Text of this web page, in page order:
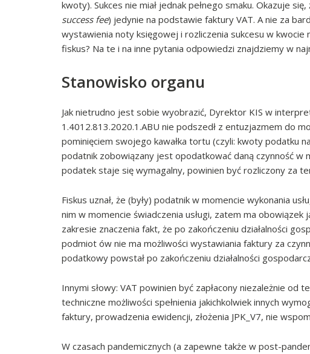
kwoty). Sukces nie miał jednak pełnego smaku. Okazuje
success fee) jedynie na podstawie faktury VAT. A nie za
wystawienia noty księgowej i rozliczenia sukcesu w kwocie
fiskus? Na te i na inne pytania odpowiedzi znajdziemy w
Stanowisko organu
Jak nietrudno jest sobie wyobrazić, Dyrektor KIS w
1.4012.813.2020.1.ABU nie podszedł z entuzjazmem do
pominięciem swojego kawałka tortu (czyli: kwoty podatku
podatnik zobowiązany jest opodatkować daną czynność
podatek staje się wymagalny, powinien być rozliczony za
Fiskus uznał, że (były) podatnik w momencie wykonania
nim w momencie świadczenia usługi, zatem ma
zakresie znaczenia fakt, że po zakończeniu działalności
podmiot ów nie ma możliwości wystawiania faktury za
podatkowy powstał po zakończeniu działalności
Innymi słowy: VAT powinien być zapłacony niezależnie
techniczne możliwości spełnienia jakichkolwiek innych
faktury, prowadzenia ewidencji, złożenia JPK_V7, nie
W czasach pandemicznych (a zapewne także w post-